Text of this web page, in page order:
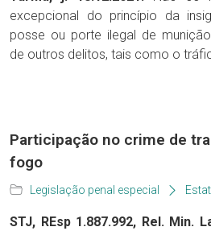
excepcional do princípio da
posse ou porte ilegal de
de outros delitos, tais como o
Participação no crime de
fogo
Legislação penal especial
STJ, REsp 1.887.992, Rel. Min.